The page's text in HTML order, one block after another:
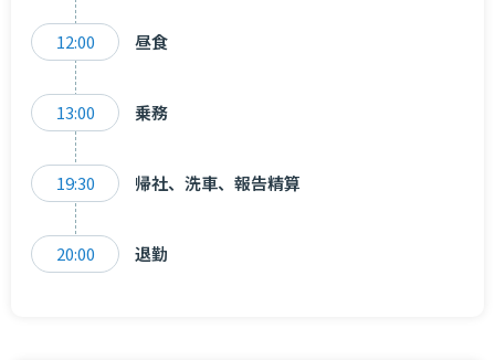
12:00 昼食
13:00 乗務
19:30 帰社、洗車、報告精算
20:00 退勤